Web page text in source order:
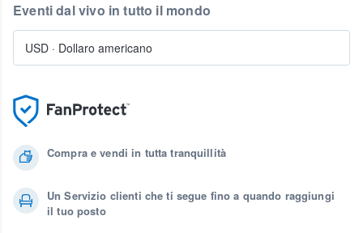
Compra e vendi in tutta tranquillità
Un Servizio clienti che ti segue fino a quando raggiungi
il tuo posto
Eventi dal vivo in tutto il mondo
USD · Dollaro americano